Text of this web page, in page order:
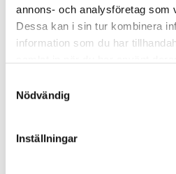
annons- och analysföretag som
Dessa kan i sin tur kombinera
information som du har
Nödvändig
Inställningar
HUS 753
275m²
HUS 78